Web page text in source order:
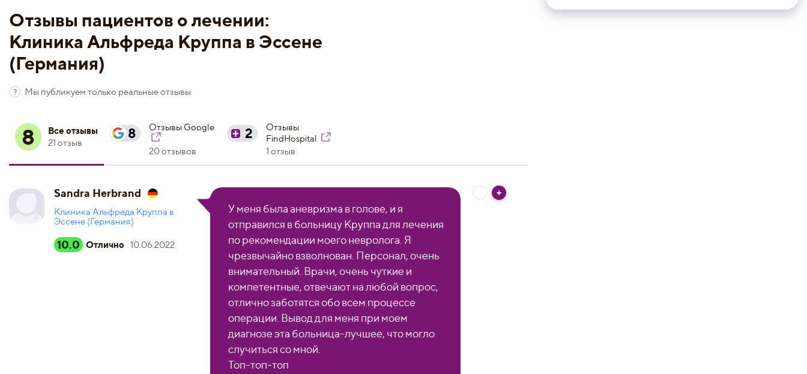
Отзывы пациентов о лечении:
Клиника Альфреда Круппа в Эссене
(Германия)
Мы публикуем только реальные отзывы
8 Все отзывы
21 отзыв
8 Отзывы Google
20 отзывов
2
Отзывы
FindHospital
1 отзыв
Sandra Herbrand
Клиника Альфреда Круппа в
Эссене (Германия)
10.0 Отлично 10.06.2022
У меня была аневризма в голове, и я
отправился в больницу Круппа для лечения
по рекомендации моего невролога. Я
чрезвычайно взволнован. Персонал, очень
внимательный. Врачи, очень чуткие и
компетентные, отвечают на любой вопрос,
отлично заботятся обо всем процессе
операции. Вывод для меня при моем
диагнозе эта больница-лучшее, что могло
случиться со мной.
Топ-топ-топ